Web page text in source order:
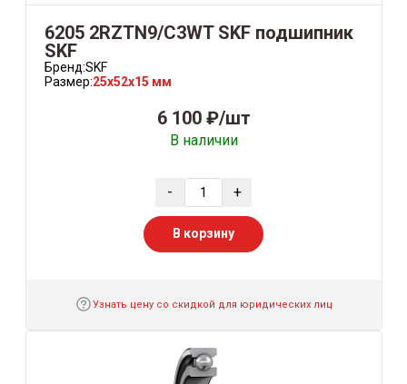
6205 2RZTN9/C3WT SKF подшипник
SKF
Бренд:SKF
Размер:25x52x15 мм
6 100 ₽/шт
В наличии
- +
В корзину
Узнать цену со скидкой для юридических лиц